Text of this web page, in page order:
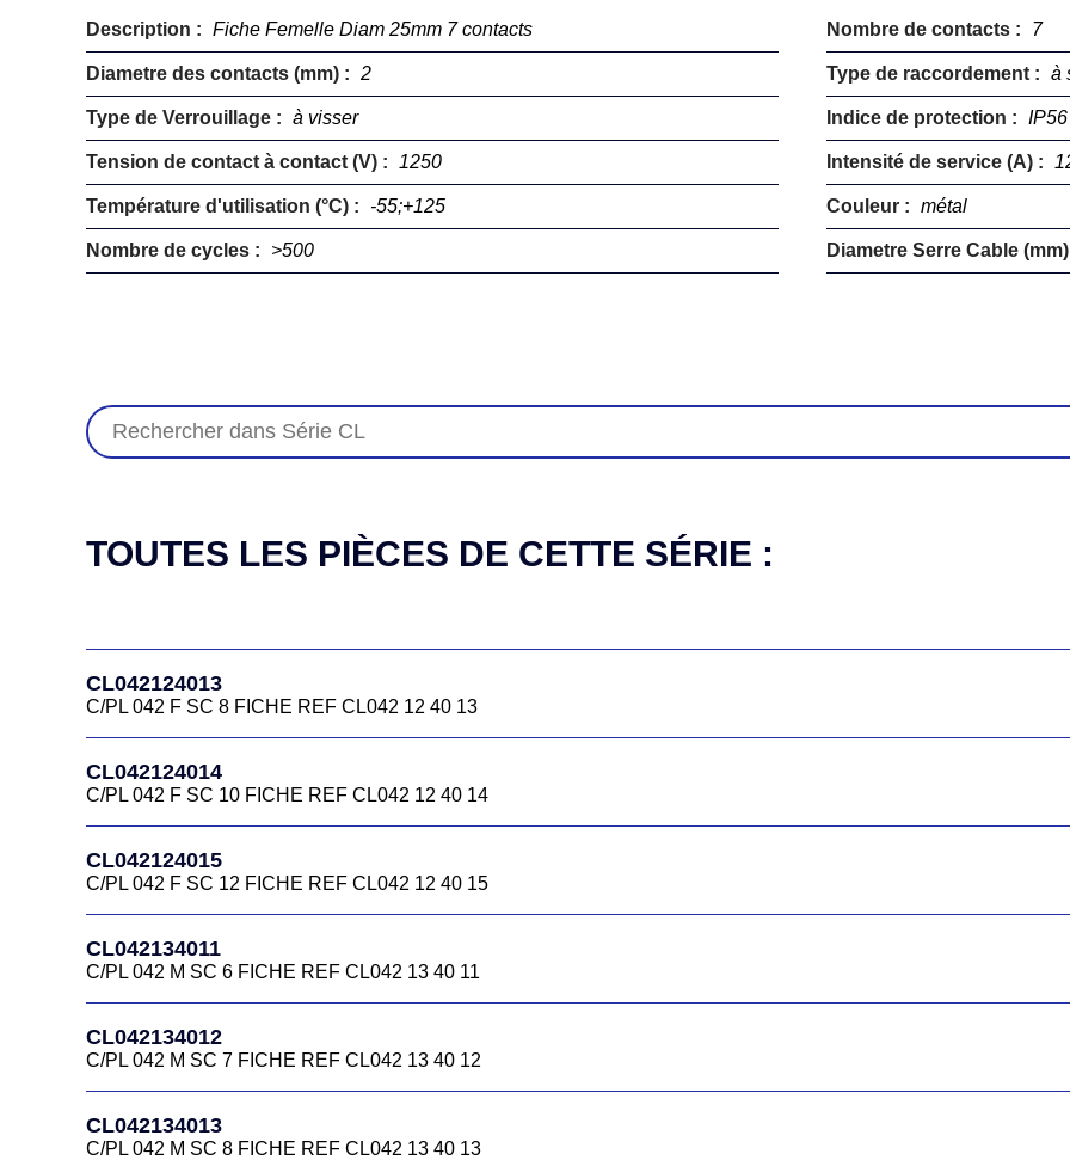
Description : Fiche Femelle Diam 25mm 7 contacts Nombre de contacts : 7
Diametre des contacts (mm) : 2 Type de raccordement : à
Type de Verrouillage : à visser Indice de protection : IP56
Tension de contact à contact (V) : 1250 Intensité de service (A) :
Température d'utilisation (°C) : -55;+125 Couleur : métal
Nombre de cycles : >500 Diametre Serre Cable
TOUTES LES PIÈCES DE CETTE SÉRIE :
CL042124013
C/PL 042 F SC 8 FICHE REF CL042 12 40 13
CL042124014
C/PL 042 F SC 10 FICHE REF CL042 12 40 14
CL042124015
C/PL 042 F SC 12 FICHE REF CL042 12 40 15
CL042134011
C/PL 042 M SC 6 FICHE REF CL042 13 40 11
CL042134012
C/PL 042 M SC 7 FICHE REF CL042 13 40 12
CL042134013
C/PL 042 M SC 8 FICHE REF CL042 13 40 13